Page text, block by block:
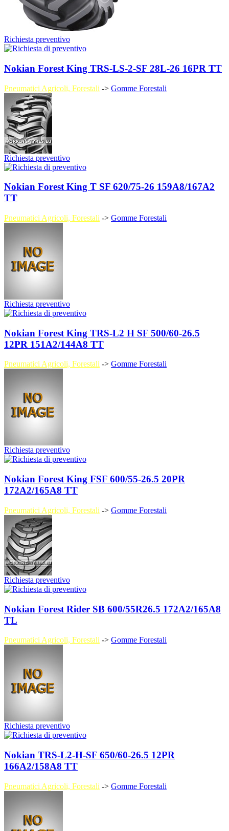
Richiesta preventivo
Nokian Forest King TRS-LS-2-SF 28L-26 16PR TT
Pneumatici Agricoli, Forestali -> Gomme Forestali
Richiesta preventivo
Nokian Forest King T SF 620/75-26 159A8/167A2
TT
Pneumatici Agricoli, Forestali -> Gomme Forestali
Richiesta preventivo
Nokian Forest King TRS-L2 H SF 500/60-26.5
12PR 151A2/144A8 TT
Pneumatici Agricoli, Forestali -> Gomme Forestali
Richiesta preventivo
Nokian Forest King FSF 600/55-26.5 20PR
172A2/165A8 TT
Pneumatici Agricoli, Forestali -> Gomme Forestali
Richiesta preventivo
Nokian Forest Rider SB 600/55R26.5 172A2/165A8
TL
Pneumatici Agricoli, Forestali -> Gomme Forestali
Richiesta preventivo
Nokian TRS-L2-H-SF 650/60-26.5 12PR
166A2/158A8 TT
Pneumatici Agricoli, Forestali -> Gomme Forestali